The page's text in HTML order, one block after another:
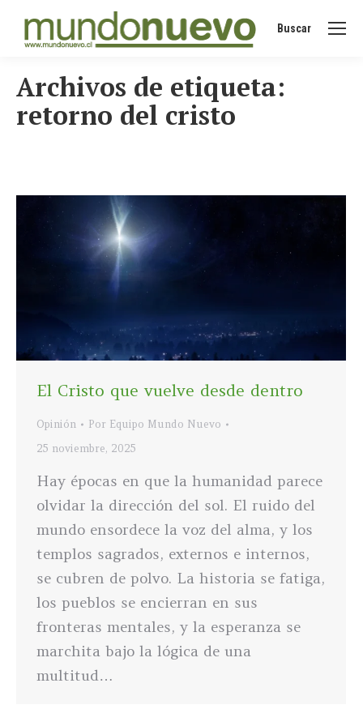
Buscar:
Buscar
Archivos de etiqueta:
retorno del cristo
El Cristo que vuelve desde dentro
Opinión Por Equipo Mundo Nuevo
25 noviembre, 2025
Hay épocas en que la humanidad parece
olvidar la dirección del sol. El ruido del
mundo ensordece la voz del alma, y los
templos sagrados, externos e internos,
se cubren de polvo. La historia se fatiga,
los pueblos se encierran en sus
fronteras mentales, y la esperanza se
marchita bajo la lógica de una
multitud…